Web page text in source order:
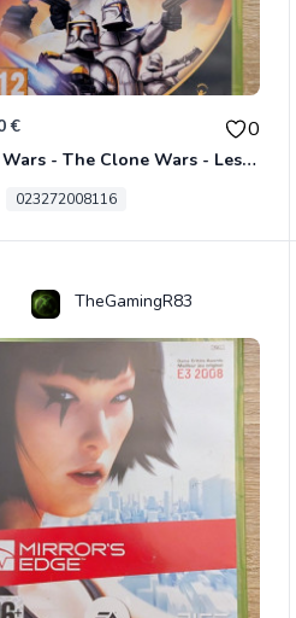
€ 0
Star Wars - The Clone Wars - Les Héros De La République Xbox 360
023272008116
TheGamingR83